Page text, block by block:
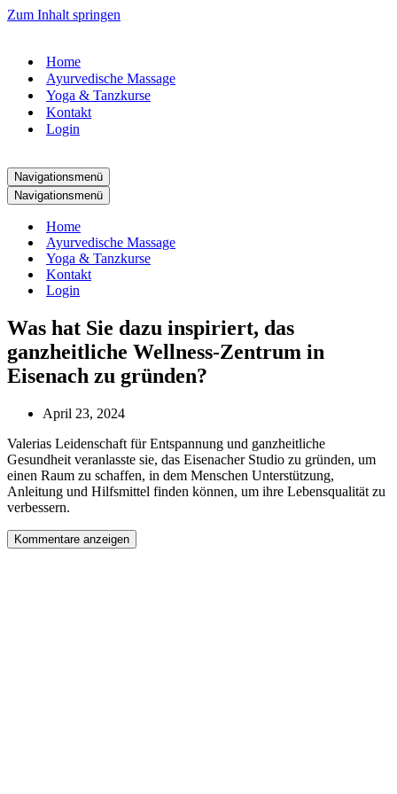
Zum Inhalt springen
Home
Ayurvedische Massage
Yoga & Tanzkurse
Kontakt
Login
Navigationsmenü
Navigationsmenü
Home
Ayurvedische Massage
Yoga & Tanzkurse
Kontakt
Login
Was hat Sie dazu inspiriert, das
ganzheitliche Wellness-Zentrum in
Eisenach zu gründen?
April 23, 2024
Valerias Leidenschaft für Entspannung und ganzheitliche
Gesundheit veranlasste sie, das Eisenacher Studio zu gründen, um
einen Raum zu schaffen, in dem Menschen Unterstützung,
Anleitung und Hilfsmittel finden können, um ihre Lebensqualität zu
verbessern.
Kommentare anzeigen